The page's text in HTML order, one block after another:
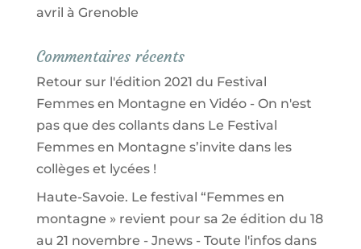
avril à Grenoble
Commentaires récents
Retour sur l'édition 2021 du Festival
Femmes en Montagne en Vidéo - On n'est
pas que des collantsdans Le Festival
Femmes en Montagne s’invite dans les
collèges et lycées !
Haute-Savoie. Le festival “Femmes en
montagne » revient pour sa 2e édition du 18
au 21 novembre - Jnews - Toute l'infosdans